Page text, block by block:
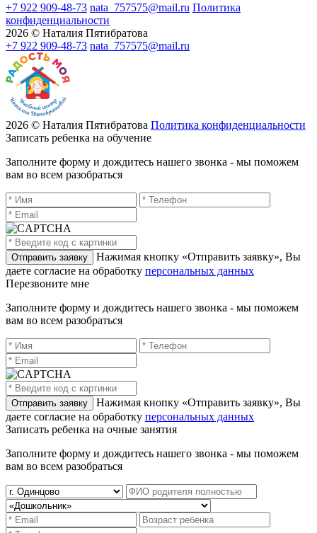
+7 922 909-48-73 nata_757575@mail.ru Политика
конфиденциальности
2026 © Наталия Пятибратова
+7 922 909-48-73 nata_757575@mail.ru
2026 © Наталия Пятибратова Политика конфиденциальности
Записать ребенка на обучение
Заполните форму и дождитесь нашего звонка - мы поможем
вам во всем разобраться
Нажимая кнопку «Отправить заявку», Вы
даете согласие на обработку персональных данных
Перезвоните мне
Заполните форму и дождитесь нашего звонка - мы поможем
вам во всем разобраться
Нажимая кнопку «Отправить заявку», Вы
даете согласие на обработку персональных данных
Записать ребенка на очные занятия
Заполните форму и дождитесь нашего звонка - мы поможем
вам во всем разобраться